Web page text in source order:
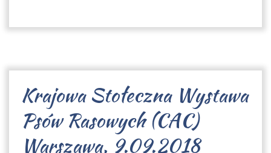
Krajowa Stołeczna Wystawa
Psów Rasowych (CAC)
Warszawa, 9.09.2018